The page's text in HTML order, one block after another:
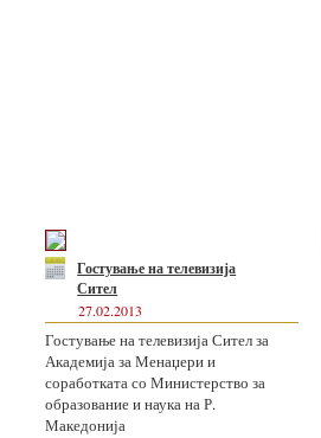
Гостување на телевизија
Сител
27.02.2013
Гостување на телевизија Сител за
Академија за Менаџери и
соработката со Министерство за
образование и наука на Р.
Македонија